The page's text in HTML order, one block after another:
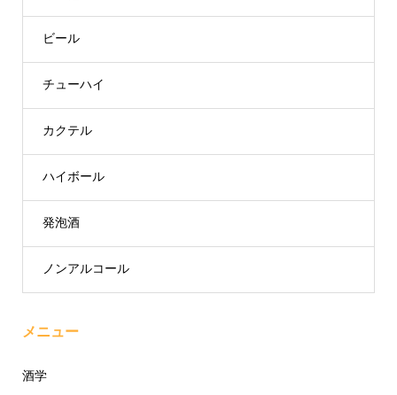
ビール
チューハイ
カクテル
ハイボール
発泡酒
ノンアルコール
メニュー
酒学